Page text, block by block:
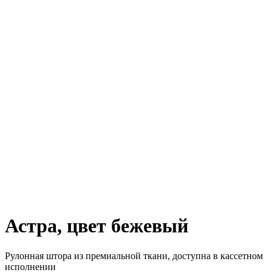
Астра, цвет бежевый
Рулонная штора из премиальной ткани, доступна в кассетном
исполнении